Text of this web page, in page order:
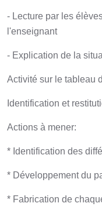
- Lecture par les
l'enseignant
- Explication de la
Activité sur le tableau
Identification et
Actions à mener:
* Identification des
* Développement du
* Fabrication de